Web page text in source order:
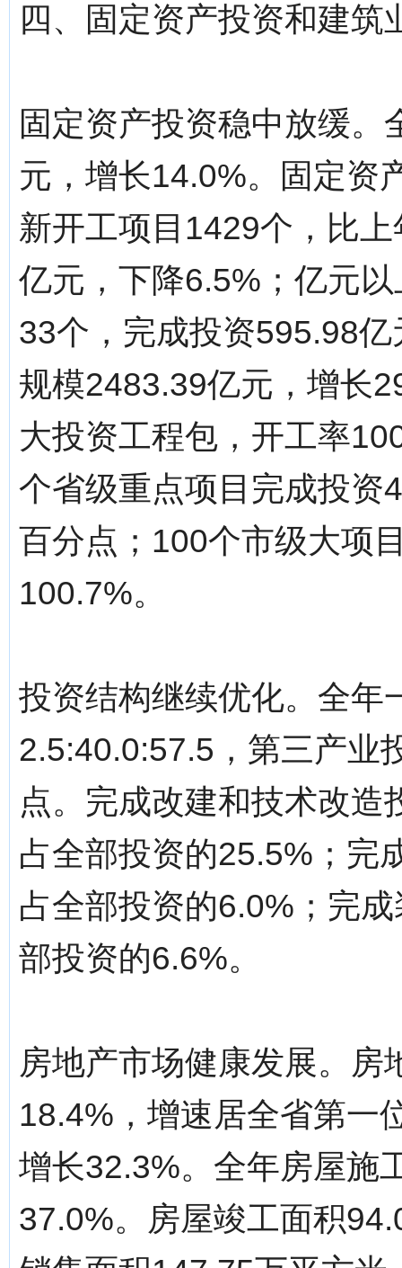
四、固定资产投资和建筑
固定资产投资稳中放缓
元，增长14.0%。固定资
新开工项目1429个，比
亿元，下降6.5%；亿元
33个，完成投资595.98
规模2483.39亿元，增长
大投资工程包，开工率
个省级重点项目完成投资
百分点；100个市级大项
100.7%。
投资结构继续优化。全年
2.5:40.0:57.5，第三产业
点。完成改建和技术改
占全部投资的25.5%；完
占全部投资的6.0%；完
部投资的6.6%。
房地产市场健康发展。
18.4%，增速居全省第一
增长32.3%。全年房屋施
37.0%。房屋竣工面积